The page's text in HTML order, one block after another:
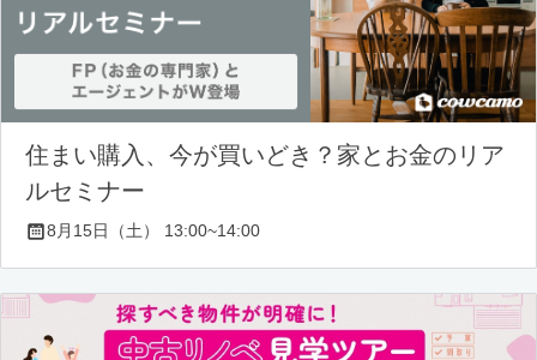
住まい購入、今が買いどき？家とお金のリア
ルセミナー
8月15日（土） 13:00~14:00